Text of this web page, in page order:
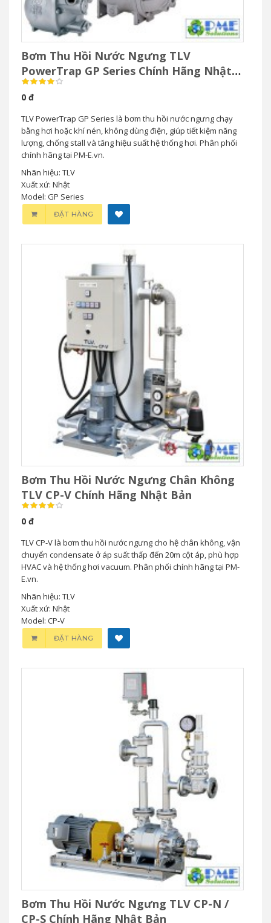
Bơm Thu Hồi Nước Ngưng TLV
PowerTrap GP Series Chính Hãng Nhật
Bản
0 đ
TLV PowerTrap GP Series là bơm thu hồi nước ngưng chạy
bằng hơi hoặc khí nén, không dùng điện, giúp tiết kiệm năng
lượng, chống stall và tăng hiệu suất hệ thống hơi. Phân phối
chính hãng tại PM-E.vn.
Nhãn hiệu: TLV
Xuất xứ: Nhật
Model: GP Series
ĐẶT HÀNG
Bơm Thu Hồi Nước Ngưng Chân Không
TLV CP-V Chính Hãng Nhật Bản
0 đ
TLV CP-V là bơm thu hồi nước ngưng cho hệ chân không, vận
chuyển condensate ở áp suất thấp đến 20m cột áp, phù hợp
HVAC và hệ thống hơi vacuum. Phân phối chính hãng tại PM-
E.vn.
Nhãn hiệu: TLV
Xuất xứ: Nhật
Model: CP-V
ĐẶT HÀNG
Bơm Thu Hồi Nước Ngưng TLV CP-N /
CP-S Chính Hãng Nhật Bản